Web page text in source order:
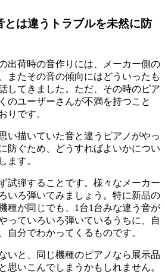
とは違うトラブルを未然に防
出荷時の音作りには、メーカー側の
またその音の傾向にはどういったも
してきました。ただ、その時のピア
のユーザーさんが不満を持つこと
りです。
い描いていた音と違うピアノがやっ
防ぐため、どうすればよいかについ
ます。
試弾することです。様々なメーカー
いろ弾いてみましょう。特に新品の
種が同じでも、1台1台みな違う音が
っていろいろ弾いているうちに、自
自分でわかってくるものです。
いと、同じ機種のピアノなら展示品
思いこんでしまうかもしれません。